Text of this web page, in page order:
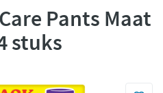
KlarnaPants Maat
stuks